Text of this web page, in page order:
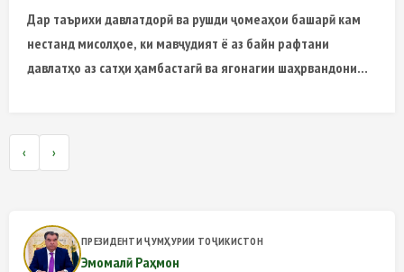
Дар таърихи давлатдорӣ ва рушди ҷомеаҳои башарӣ кам
нестанд мисолҳое, ки мавҷудият ё аз байн рафтани
давлатҳо аз сатҳи ҳамбастагӣ ва ягонагии шаҳрвандони
‹ ›
ПРЕЗИДЕНТИ ҶУМҲУРИИ ТОҶИКИСТОН
Эмомалӣ Раҳмон